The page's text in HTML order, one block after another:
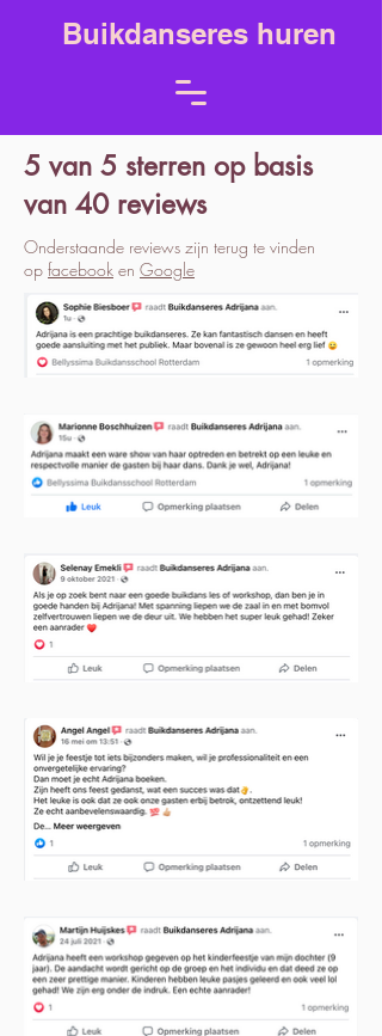
Buikdanseres huren
5 van 5 sterren op basis
van 40 reviews
Onderstaande reviews zijn terug te vinden
op facebook en Google